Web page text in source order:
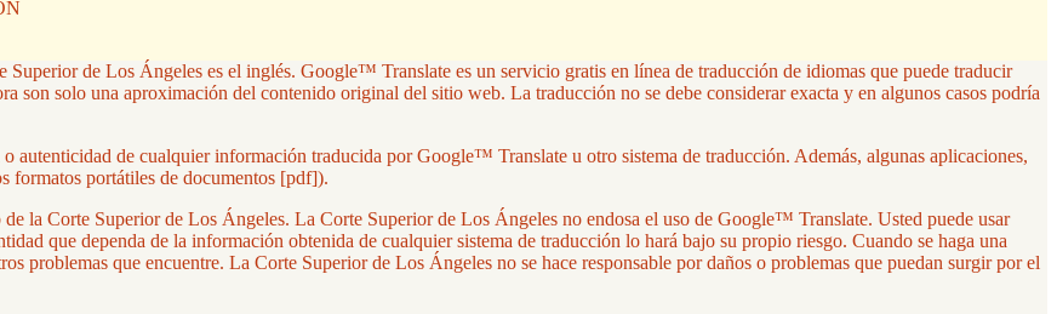
de Los Ángeles es el inglés. Google™ Translate es un servicio gratis en línea de traducción de idiomas que puede traducir
son solo una aproximación del contenido original del sitio web. La traducción no se debe considerar exacta y en algunos casos podría
de cualquier información traducida por Google™ Translate u otro sistema de traducción. Además, algunas aplicaciones,
formatos portátiles de documentos [pdf]).
la Corte Superior de Los Ángeles. La Corte Superior de Los Ángeles no endosa el uso de Google™ Translate. Usted puede usar
que dependa de la información obtenida de cualquier sistema de traducción lo hará bajo su propio riesgo. Cuando se haga una
problemas que encuentre. La Corte Superior de Los Ángeles no se hace responsable por daños o problemas que puedan surgir por el